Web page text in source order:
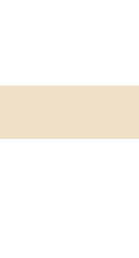
ここからサイト内共通
サイト内共通メニュー